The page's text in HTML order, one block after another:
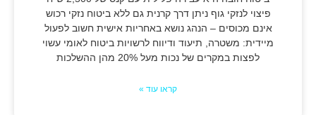
פיצוי לנזקי גוף ניתן דרך קרנית גם ללא ביטוח נזקי רכוש
אינם מכוסים – הנהג נושא באחריות אישית חשוב לפעול
מיידית: משטרה, תיעוד ודיווח לרשויות ביטוח לאומי עשוי
לפצות במקרים של נכות מעל 20% מהן ההשלכות
קראו עוד »